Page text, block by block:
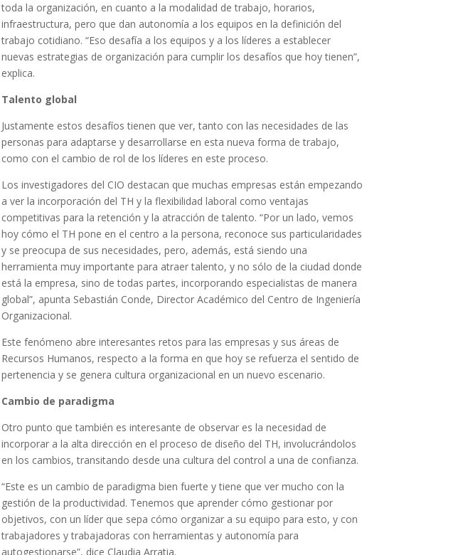
toda la organización, en cuanto a la modalidad de trabajo, horarios,
infraestructura, pero que dan autonomía a los equipos en la definición del
trabajo cotidiano. “Eso desafía a los equipos y a los líderes a establecer
nuevas estrategias de organización para cumplir los desafíos que hoy tienen”,
explica.
Talento global
Justamente estos desafíos tienen que ver, tanto con las necesidades de las
personas para adaptarse y desarrollarse en esta nueva forma de trabajo,
como con el cambio de rol de los líderes en este proceso.
Los investigadores del CIO destacan que muchas empresas están empezando
a ver la incorporación del TH y la flexibilidad laboral como ventajas
competitivas para la retención y la atracción de talento. “Por un lado, vemos
hoy cómo el TH pone en el centro a la persona, reconoce sus particularidades
y se preocupa de sus necesidades, pero, además, está siendo una
herramienta muy importante para atraer talento, y no sólo de la ciudad donde
está la empresa, sino de todas partes, incorporando especialistas de manera
global”, apunta Sebastián Conde, Director Académico del Centro de Ingeniería
Organizacional.
Este fenómeno abre interesantes retos para las empresas y sus áreas de
Recursos Humanos, respecto a la forma en que hoy se refuerza el sentido de
pertenencia y se genera cultura organizacional en un nuevo escenario.
Cambio de paradigma
Otro punto que también es interesante de observar es la necesidad de
incorporar a la alta dirección en el proceso de diseño del TH, involucrándolos
en los cambios, transitando desde una cultura del control a una de confianza.
“Este es un cambio de paradigma bien fuerte y tiene que ver mucho con la
gestión de la productividad. Tenemos que aprender cómo gestionar por
objetivos, con un líder que sepa cómo organizar a su equipo para esto, y con
trabajadores y trabajadoras con herramientas y autonomía para
autogestionarse”, dice Claudia Arratia.